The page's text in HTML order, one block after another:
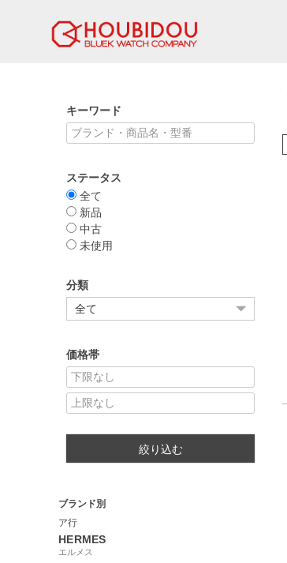
キーワード
ステータス
全て
新品
中古
未使用
分類
価格帯
絞り込む
ブランド別
ア行
HERMES
エルメス